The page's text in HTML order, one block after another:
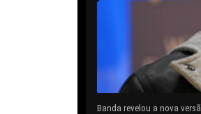
Banda revelou a nova